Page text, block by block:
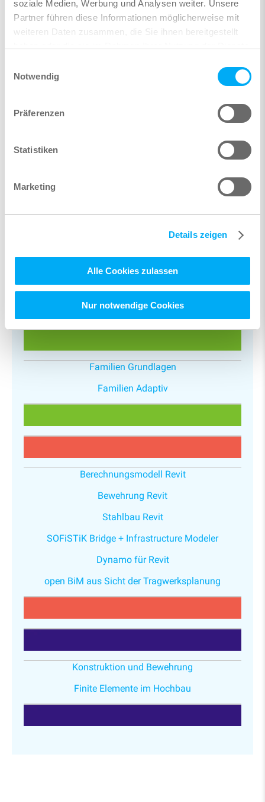
soziale Medien, Werbung und Analysen weiter. Unsere
Partner führen diese Informationen möglicherweise mit
weiteren Daten zusammen, die Sie ihnen bereitgestellt
Notwendig
Präferenzen
Statistiken
Marketing
Details zeigen
Alle Cookies zulassen
Nur notwendige Cookies
alle Termine
Filtern nach Thematik:
Bahnsteigplanung
Familien Grundlagen
Familien Adaptiv
Berechnungsmodell Revit
Bewehrung Revit
Stahlbau Revit
SOFiSTiK Bridge + Infrastructure Modeler
Dynamo für Revit
open BiM aus Sicht der Tragwerksplanung
Konstruktion und Bewehrung
Finite Elemente im Hochbau